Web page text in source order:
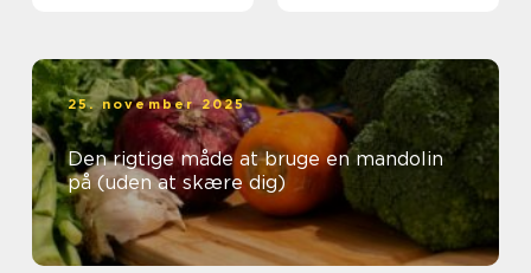
25. november 2025
Den rigtige måde at bruge en mandolin
på (uden at skære dig)